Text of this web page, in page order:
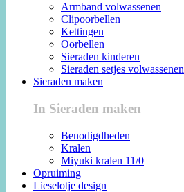
Armband volwassenen
Clipoorbellen
Kettingen
Oorbellen
Sieraden kinderen
Sieraden setjes volwassenen
Sieraden maken
In Sieraden maken
Benodigdheden
Kralen
Miyuki kralen 11/0
Opruiming
Lieselotje design